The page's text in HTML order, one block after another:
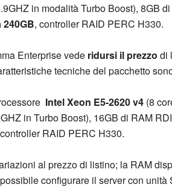
in modalità Turbo Boost), 8GB
240GB, controller RAID PERC H330.
Enterprise vede ridursi il prezzo di
tecniche del pacchetto
Intel Xeon E5-2620 v4 (8
in Turbo Boost), 16GB di RAM
RAID PERC H330.
al prezzo di listino; la RAM
configurare il server con unità